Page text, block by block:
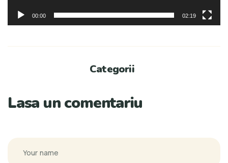
00:00 02:19
Categorii
Lasa un comentariu